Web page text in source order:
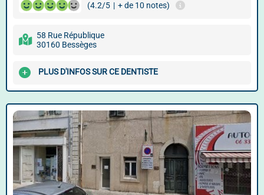
(4.2/5 | + de 10 notes)
58 Rue République
30160 Bessèges
PLUS D'INFOS SUR CE DENTISTE